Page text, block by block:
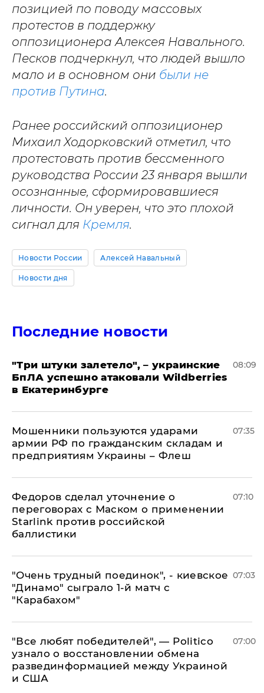
позицией по поводу массовых
протестов в поддержку
оппозиционера Алексея Навального.
Песков подчеркнул, что людей вышло
мало и в основном они были не
против Путина.
Ранее российский оппозиционер
Михаил Ходорковский отметил, что
протестовать против бессменного
руководства России 23 января вышли
осознанные, сформировавшиеся
личности. Он уверен, что это плохой
сигнал для Кремля.
Новости России Алексей Навальный
Новости дня
Последние новости
"Три штуки залетело", – украинские
БпЛА успешно атаковали Wildberries
в Екатеринбурге
08:09
Мошенники пользуются ударами
армии РФ по гражданским складам и
предприятиям Украины – Флеш
07:35
Федоров сделал уточнение о
переговорах с Маском о применении
Starlink против российской
баллистики
07:10
"Очень трудный поединок", - киевское
"Динамо" сыграло 1-й матч с
"Карабахом"
07:03
​"Все любят победителей", — Politico
узнало о восстановлении обмена
развединформацией между Украиной
и США
07:00